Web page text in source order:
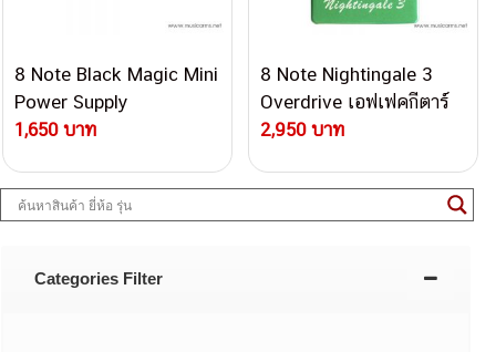
8 Note Black Magic Mini
Power Supply
1,650 บาท
8 Note Nightingale 3
Overdrive เอฟเฟคกีตาร์
2,950 บาท
Categories Filter